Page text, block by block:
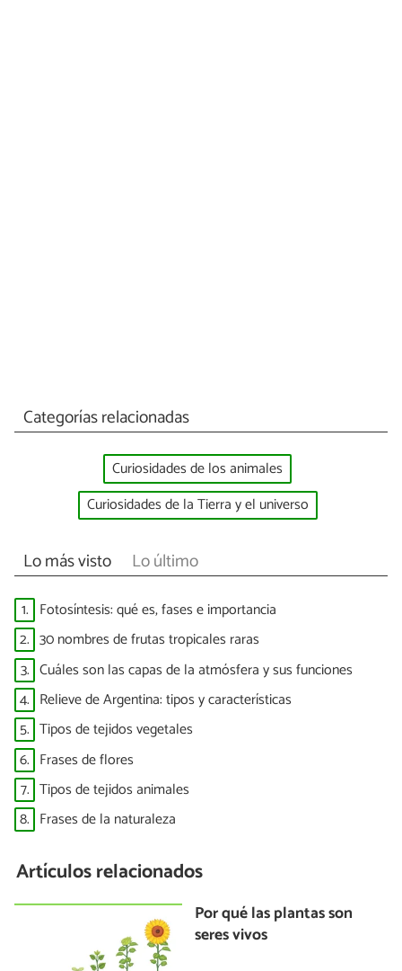
Categorías relacionadas
Curiosidades de los animales
Curiosidades de la Tierra y el universo
Lo más visto Lo último
1. Fotosíntesis: qué es, fases e importancia
2. 30 nombres de frutas tropicales raras
3. Cuáles son las capas de la atmósfera y sus funciones
4. Relieve de Argentina: tipos y características
5. Tipos de tejidos vegetales
6. Frases de flores
7. Tipos de tejidos animales
8. Frases de la naturaleza
Artículos relacionados
Por qué las plantas son
seres vivos